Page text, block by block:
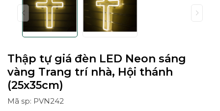
Thập tự giá đèn LED Neon sáng
vàng Trang trí nhà, Hội thánh
(25x35cm)
Mã sp: PVN242